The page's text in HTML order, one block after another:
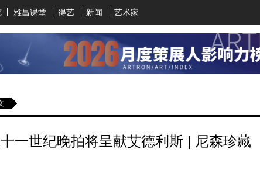
雅昌课堂 得艺 新闻 艺术家
一世纪晚拍将呈献艾德利斯 | 尼森珍藏